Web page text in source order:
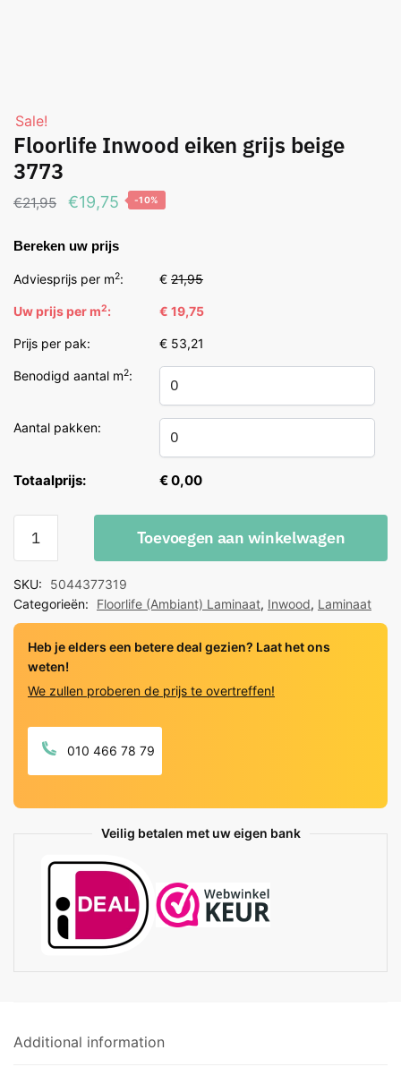
Sale!
Floorlife Inwood eiken grijs beige
3773
€21,95
Oorspronkelijke
was:
€21,95.
€19,75 Huidige
is:
€19,75.
-10%
Bereken uw prijs
Adviesprijs per m2: € 21,95
Uw prijs per m2: € 19,75
Prijs per pak: € 53,21
Benodigd aantal m2:
Aantal pakken:
Totaalprijs: € 0,00
Inwood
grijs
beige
3773
quantity
Toevoegen aan winkelwagen
SKU:
5044377319
Categorieën:
Floorlife (Ambiant) Laminaat, Inwood, Laminaat
Heb je elders een betere deal gezien? Laat het ons
weten!
We zullen proberen de prijs te overtreffen!
010 466 78 79
Veilig betalen met uw eigen bank
Additional information